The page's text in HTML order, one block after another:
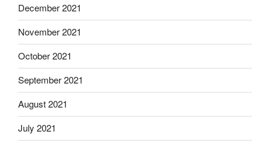
December 2021
November 2021
October 2021
September 2021
August 2021
July 2021